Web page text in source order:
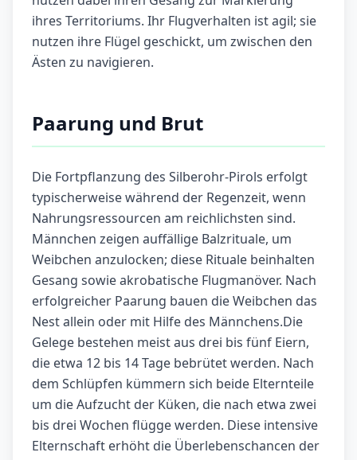
ihres Territoriums. Ihr Flugverhalten ist agil; sie
nutzen ihre Flügel geschickt, um zwischen den
Ästen zu navigieren.
Paarung und Brut
Die Fortpflanzung des Silberohr-Pirols erfolgt
typischerweise während der Regenzeit, wenn
Nahrungsressourcen am reichlichsten sind.
Männchen zeigen auffällige Balzrituale, um
Weibchen anzulocken; diese Rituale beinhalten
Gesang sowie akrobatische Flugmanöver. Nach
erfolgreicher Paarung bauen die Weibchen das
Nest allein oder mit Hilfe des Männchens.Die
Gelege bestehen meist aus drei bis fünf Eiern,
die etwa 12 bis 14 Tage bebrütet werden. Nach
dem Schlüpfen kümmern sich beide Elternteile
um die Aufzucht der Küken, die nach etwa zwei
bis drei Wochen flügge werden. Diese intensive
Elternschaft erhöht die Überlebenschancen der